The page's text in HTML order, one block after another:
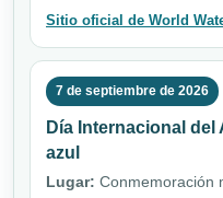
Sitio oficial de World
7 de septiembre de 2026
Día Internacional
azul
Lugar: Conmemoración